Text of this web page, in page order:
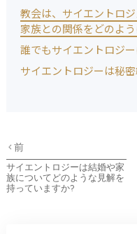
教会は、サイエントロ
家族との関係をどのよ
誰でもサイエントロジ
サイエントロジーは秘
前
サイエントロジーは結婚や家
族についてどのような見解を
持っていますか?